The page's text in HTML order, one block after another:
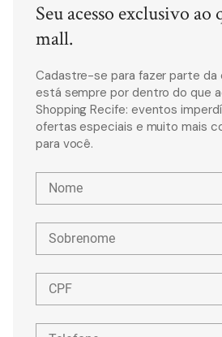
Seu acesso exclusivo ao
mall.
Cadastre-se para fazer parte da
está sempre por dentro do que
Shopping Recife: eventos
ofertas especiais e muito mais
para você.
Nome
Sobrenome
CPF